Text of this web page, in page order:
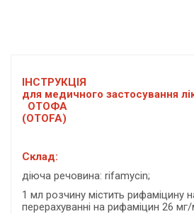
ІНСТРУКЦІЯ
для медичного застосування
ОТОФА
(OTOFA)
Склад:
діюча речовина: rifamycin;
1 мл розчину містить рифаміцину
перерахуванні на рифаміцин 26